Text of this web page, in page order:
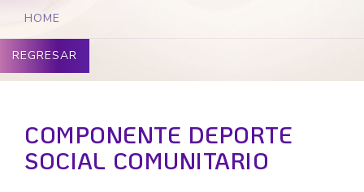
HOME
REGRESAR
COMPONENTE DEPORTE
SOCIAL COMUNITARIO